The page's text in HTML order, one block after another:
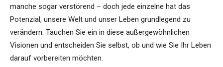
manche sogar verstörend – doch jede einzelne hat das
Potenzial, unsere Welt und unser Leben grundlegend zu
verändern. Tauchen Sie ein in diese außergewöhnlichen
Visionen und entscheiden Sie selbst, ob und wie Sie Ihr Leben
darauf vorbereiten möchten.